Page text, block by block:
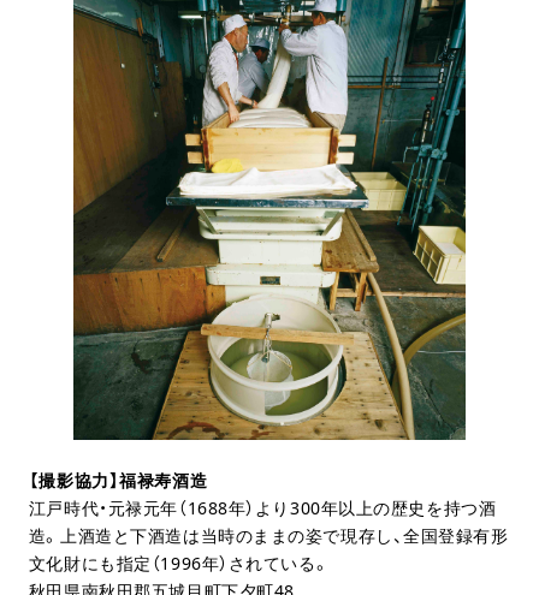
【撮影協力】福禄寿酒造
江戸時代・元禄元年（1688年）より300年以上の歴史を持つ酒
造。上酒造と下酒造は当時のままの姿で現存し、全国登録有形
文化財にも指定（1996年）されている。